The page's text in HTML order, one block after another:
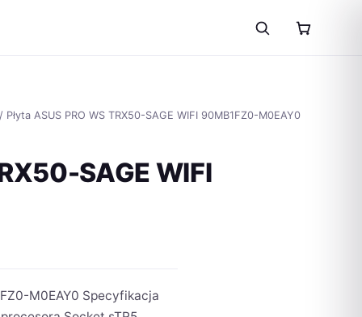
Płyta ASUS PRO WS TRX50-SAGE WIFI 90MB1FZ0-M0EAY0
SAGE WIFI
M0EAY0 Specyfikacja